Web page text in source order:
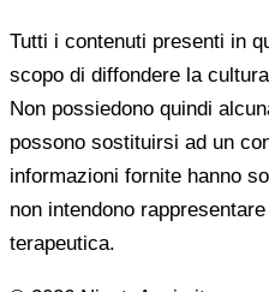
Tutti i contenuti presenti in
scopo di diffondere la
Non possiedono quindi
possono sostituirsi ad un
informazioni fornite hanno
non intendono
terapeutica.